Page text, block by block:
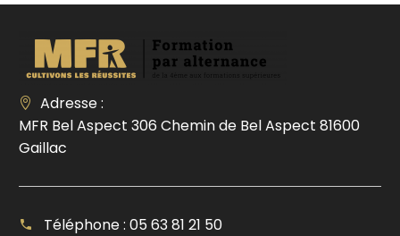
Adresse :
MFR Bel Aspect 306 Chemin de Bel Aspect 81600
Gaillac
Téléphone : 05 63 81 21 50